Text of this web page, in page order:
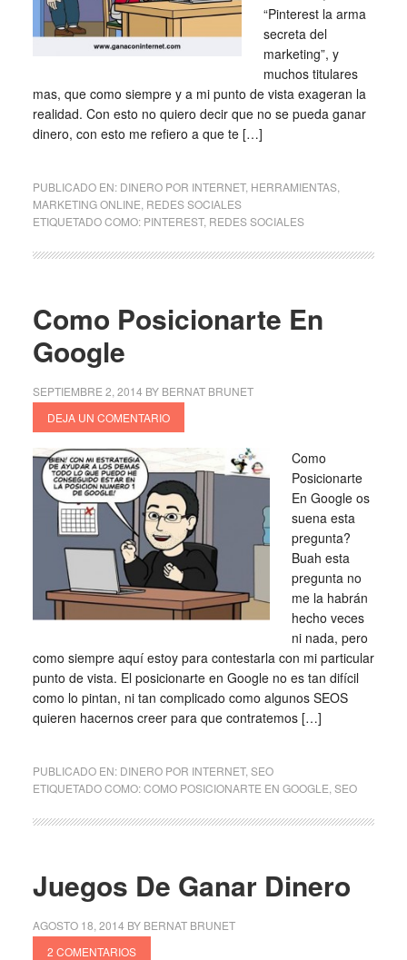
“Pinterest la arma
secreta del
marketing”, y
muchos titulares
mas, que como siempre y a mi punto de vista exageran la
realidad. Con esto no quiero decir que no se pueda ganar
dinero, con esto me refiero a que te […]
PUBLICADO EN: DINERO POR INTERNET, HERRAMIENTAS,
MARKETING ONLINE REDES SOCIALES
ETIQUETADO COMO: PINTEREST, REDES SOCIALES
Como Posicionarte En
Google
SEPTIEMBRE 2, 2014 BY BERNAT BRUNET
DEJA UN COMENTARIO
Como
Posicionarte
En Google os
suena esta
pregunta?
Buah esta
pregunta no
me la habrán
hecho veces
ni nada, pero
como siempre aquí estoy para contestarla con mi particular
punto de vista. El posicionarte en Google no es tan difícil
como lo pintan, ni tan complicado como algunos SEOS
quieren hacernos creer para que contratemos […]
PUBLICADO EN: DINERO POR INTERNET, SEO
ETIQUETADO COMO:COMO POSICIONARTE EN GOOGLE SEO
Juegos De Ganar Dinero
AGOSTO 18, 2014 BY BERNAT BRUNET
2 COMENTARIOS